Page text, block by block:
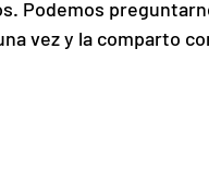
Podemos
vez y la comparto